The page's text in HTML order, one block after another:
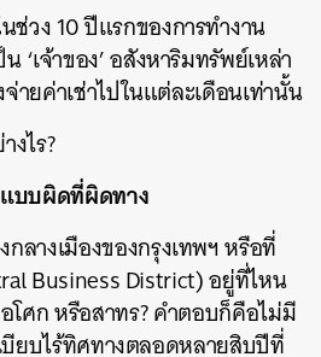
ช่วง10ปีแรกของการทำงาน
น‘เจ้าของ’อสังหาริมทรัพย์เหล่า
ายค่าเช่าไปในแต่ละเดือนเท่านั้น
งไร?
บบผิดที่ผิดทาง
ลางเมืองของกรุงเทพฯ หรือที่
Business District)อยู่ที่ไหน
ศก หรือสาทร?คำตอบก็คือไม่มี
บียบไร้ทิศทางตลอดหลายสิบปีที่